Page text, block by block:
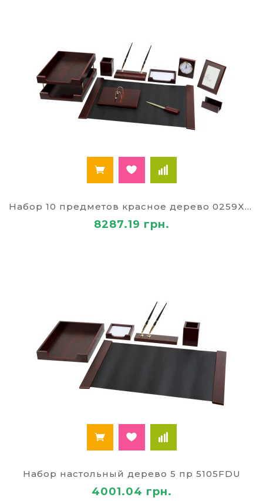
Набор 10 предметов красное дерево 0259XDU
8287.19 грн.
Набор настольный дерево 5 пр 5105FDU
4001.04 грн.